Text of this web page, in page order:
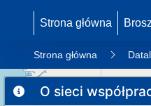
Strona główna
Strona główna
O sieci